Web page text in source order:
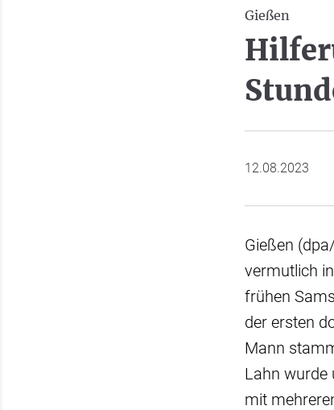
Gießen
12.08.2023
Gießen
vermutlich
frühen
der ersten
Mann
Lahn wurde
mit